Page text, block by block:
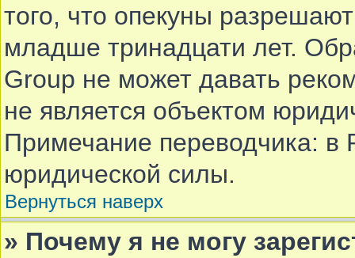
того, что опекуны
младше тринадцати лет.
Group не может давать
не является объектом
Примечание переводчика: в
юридической силы.
Вернуться наверх
» Почему я не могу